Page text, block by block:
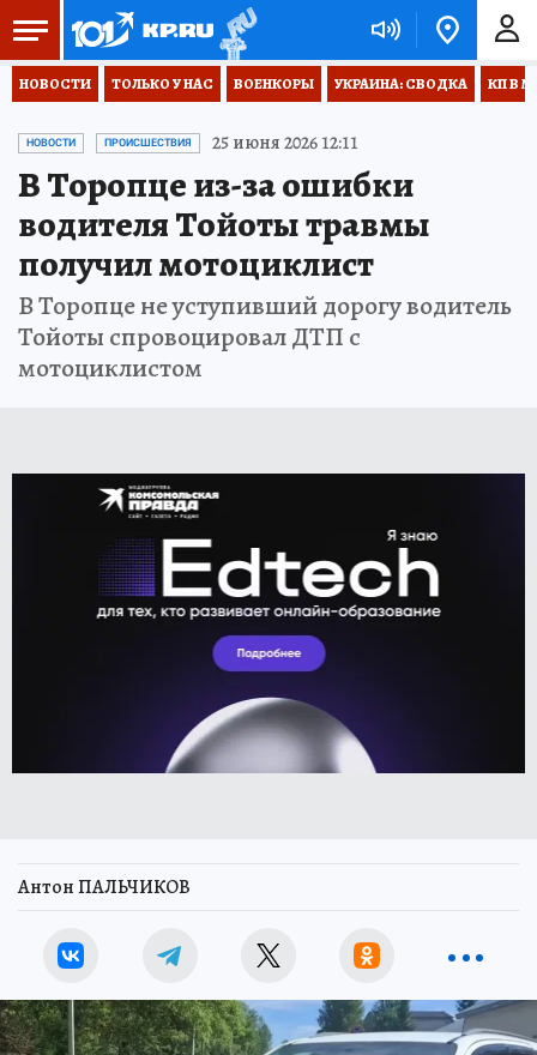
НОВОСТИ ТОЛЬКО У НАС ВОЕНКОРЫ УКРАИНА: СВОДКА КП В
НОВОСТИ ПРОИСШЕСТВИЯ 25 июня 2026 12:11
В Торопце из-за ошибки
водителя Тойоты травмы
получил мотоциклист
В Торопце не уступивший дорогу водитель
Тойоты спровоцировал ДТП с
мотоциклистом
Антон ПАЛЬЧИКОВ